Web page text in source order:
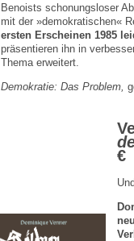
Benoists schonungsloser
mit der »demokratischen«
ersten Erscheinen 1985
präsentieren ihn in
Thema erweitert.
Demokratie: Das Problem
€